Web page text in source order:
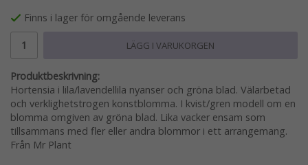
Finns i lager för omgående leverans
LÄGG I VARUKORGEN
Produktbeskrivning:
Hortensia i lila/lavendellila nyanser och gröna blad. Välarbetad
och verklighetstrogen konstblomma. I kvist/gren modell om en
blomma omgiven av gröna blad. Lika vacker ensam som
tillsammans med fler eller andra blommor i ett arrangemang.
Från Mr Plant